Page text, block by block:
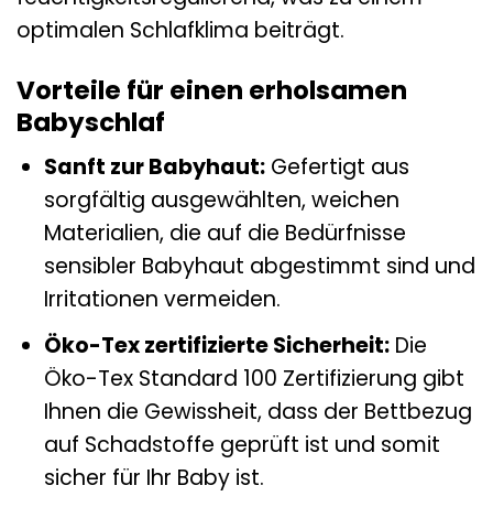
optimalen Schlafklima beiträgt.
Vorteile für einen erholsamen
Babyschlaf
Sanft zur Babyhaut:Gefertigt aus
sorgfältig ausgewählten, weichen
Materialien, die auf die Bedürfnisse
sensibler Babyhaut abgestimmt sind und
Irritationen vermeiden.
Öko-Tex zertifizierte Sicherheit:Die
Öko-Tex Standard 100 Zertifizierung gibt
Ihnen die Gewissheit, dass der Bettbezug
auf Schadstoffe geprüft ist und somit
sicher für Ihr Baby ist.